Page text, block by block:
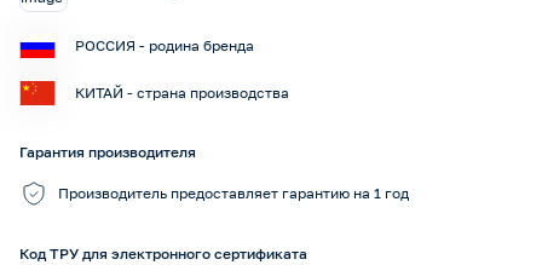
РОССИЯ - родина бренда
КИТАЙ - страна производства
Гарантия производителя
Производитель предоставляет гарантию на 1 год
Код ТРУ для электронного сертификата